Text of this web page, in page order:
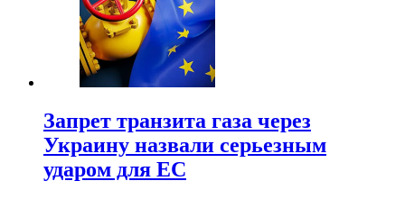
Запрет транзита газа через
Украину назвали серьезным
ударом для ЕС